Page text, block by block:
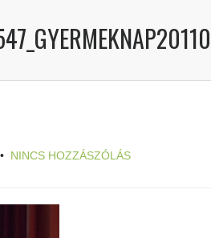
NINCS HOZZÁSZÓLÁS